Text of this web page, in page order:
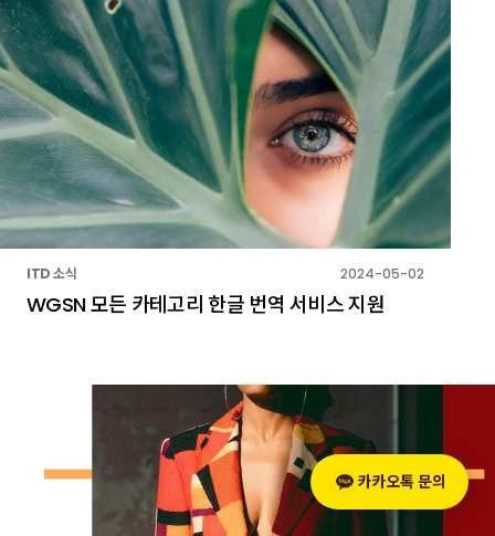
© ITD KOREA
ITD 소식 2024-05-02
WGSN 모든 카테고리 한글 번역 서비스 지원
카카오톡 문의